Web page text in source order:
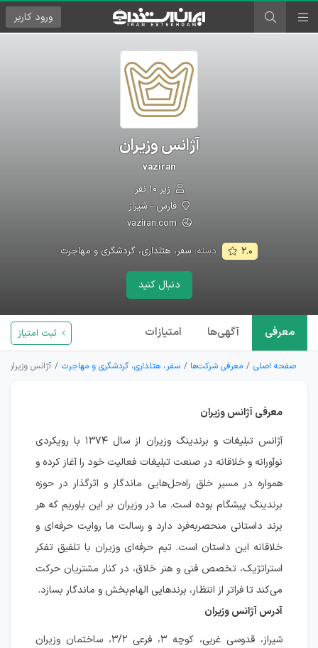
ورود کاربر
آژانس وزیران
vaziran
زیر ۱۰ نفر
فارس - شیراز
vaziran.com
۲.۰ دسته: سفر، هتلداری، گردشگری و مهاجرت
دنبال کنید
معرفی آگهی‌ها امتیازات ثبت امتیاز
صفحه اصلی معرفی شرکت‌ها سفر، هتلداری، گردشگری و مهاجرت آژانس وزیران
معرفی آژانس وزیران
آژانس تبلیغات و برندینگ وزیران از سال ۱۳۷۴ با رویکردی
نوآورانه و خلاقانه در صنعت تبلیغات فعالیت خود را آغاز کرده و
همواره در مسیر خلق راه‌حل‌هایی ماندگار و اثرگذار در حوزه
برندینگ پیشگام بوده است. ما در وزیران بر این باوریم که هر
برند داستانی منحصربه‌فرد دارد و رسالت ما روایت حرفه‌ای و
خلاقانه این داستان است. تیم حرفه‌ای وزیران با تلفیق تفکر
استراتژیک، تخصص فنی و هنر خلاق، در کنار مشتریان حرکت
می‌کند تا فراتر از انتظار، برندهایی الهام‌بخش و ماندگار بسازد.
آدرس آژانس وزیران
شیراز، قدوسی غربی، کوچه ۳، فرعی ۳/۲، ساختمان وزیران